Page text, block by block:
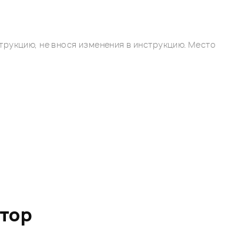
не внося изменения в инструкцию. Место